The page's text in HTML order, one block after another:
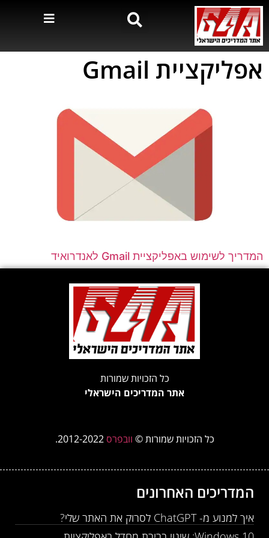
אפליקציית Gmail
המדריך לשימוש באפליקציית Gmail לאנדרואיד
כל הזכויות שמורות
אתר המדריכים הישראלי
כל הזכויות שמורות © וובפרס 2012-2022.
המדריכים האחרונים
איך למנוע מ- ChatGPT לסרוק את האתר שלי?